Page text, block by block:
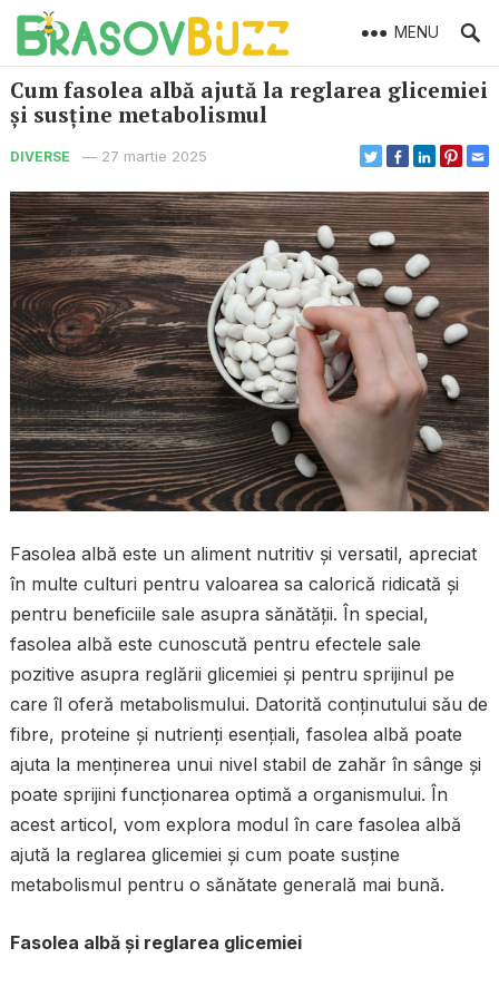
MENU
Cum fasolea albă ajută la reglarea glicemiei
și susține metabolismul
DIVERSE — 27 martie 2025
Fasolea albă este un aliment nutritiv și versatil, apreciat
în multe culturi pentru valoarea sa calorică ridicată și
pentru beneficiile sale asupra sănătății. În special,
fasolea albă este cunoscută pentru efectele sale
pozitive asupra reglării glicemiei și pentru sprijinul pe
care îl oferă metabolismului. Datorită conținutului său de
fibre, proteine și nutrienți esențiali, fasolea albă poate
ajuta la menținerea unui nivel stabil de zahăr în sânge și
poate sprijini funcționarea optimă a organismului. În
acest articol, vom explora modul în care fasolea albă
ajută la reglarea glicemiei și cum poate susține
metabolismul pentru o sănătate generală mai bună.
Fasolea albă și reglarea glicemiei